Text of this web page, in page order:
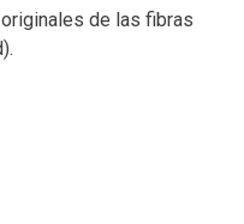
de las fibras